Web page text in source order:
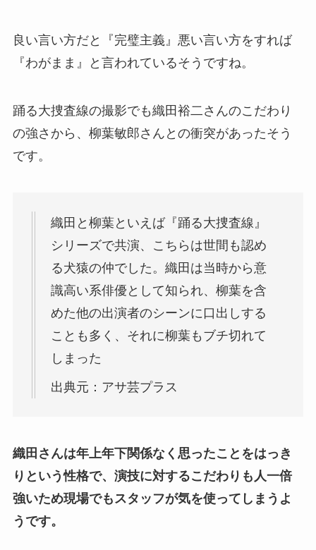
良い言い方だと『完璧主義』悪い言い方をすれば
『わがまま』と言われているそうですね。
踊る大捜査線の撮影でも織田裕二さんのこだわり
の強さから、柳葉敏郎さんとの衝突があったそう
です。
織田と柳葉といえば『踊る大捜査線』
シリーズで共演、こちらは世間も認め
る犬猿の仲でした。織田は当時から意
識高い系俳優として知られ、柳葉を含
めた他の出演者のシーンに口出しする
ことも多く、それに柳葉もブチ切れて
しまった
出典元：アサ芸プラス
織田さんは年上年下関係なく思ったことをはっき
りという性格で、演技に対するこだわりも人一倍
強いため現場でもスタッフが気を使ってしまうよ
うです。